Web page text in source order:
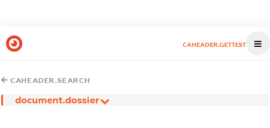
CAHEADER.GETTEST
CAHEADER.SEARCH
document.dossier